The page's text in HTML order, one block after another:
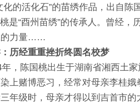
化的活化石”的苗绣作品，出自
“酉州苗绣”的传承人。曾经，
的力量……
历经重重挫折终圆名校梦
陈国桃出生于湖南省湘西土家
上赌博恶习，经常对母亲李桂
年级时，母亲才得以到吉首市的